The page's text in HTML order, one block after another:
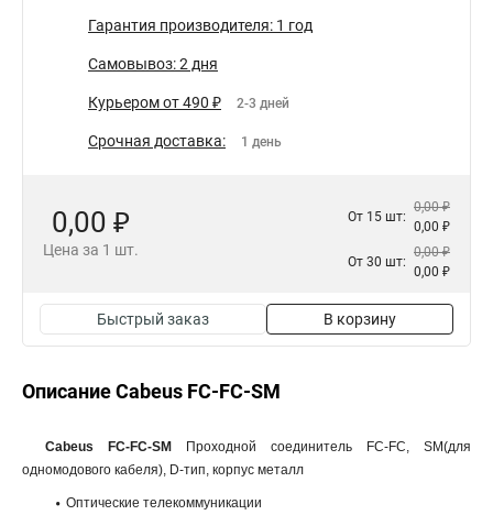
Гарантия производителя: 1 год
Самовывоз: 2 дня
Курьером от 490 ₽ 2-3 дней
Срочная доставка: 1 день
0,00 ₽
Цена за 1 шт.
От 15 шт:
0,00 ₽
0,00 ₽
От 30 шт:
0,00 ₽
0,00 ₽
Быстрый заказ В корзину
Описание Cabeus FC-FC-SM
Cabeus FC-FC-SM
Проходной соединитель FC-FC, SM(для
одномодового кабеля), D-тип, корпус металл
Оптические телекоммуникации